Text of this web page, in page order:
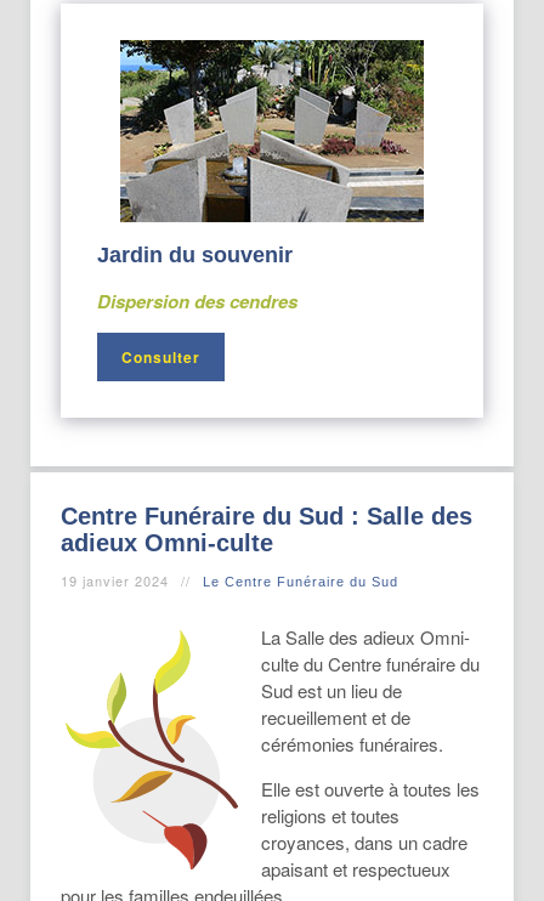
Jardin du souvenir
Dispersion des cendres
Consulter
Centre Funéraire du Sud : Salle des
adieux Omni-culte
19 janvier 2024 Le Centre Funéraire du Sud
La Salle des adieux Omni-
culte du Centre funéraire du
Sud est un lieu de
recueillement et de
cérémonies funéraires.
Elle est ouverte à toutes les
religions et toutes
croyances, dans un cadre
apaisant et respectueux
pour les familles endeuillées.